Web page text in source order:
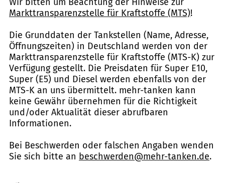
Markttransparenzstelle für Kraftstoffe (MTS)!
Die Grunddaten der Tankstellen (Name, Adresse,
Öffnungszeiten) in Deutschland werden von der
Markttransparenzstelle für Kraftstoffe (MTS-K) zur
Verfügung gestellt. Die Preisdaten für Super E10,
Super (E5) und Diesel werden ebenfalls von der
MTS-K an uns übermittelt. mehr-tanken kann
keine Gewähr übernehmen für die Richtigkeit
und/oder Aktualität dieser abrufbaren
Informationen.
Bei Beschwerden oder falschen Angaben wenden
Sie sich bitte an beschwerden@mehr-tanken.de.